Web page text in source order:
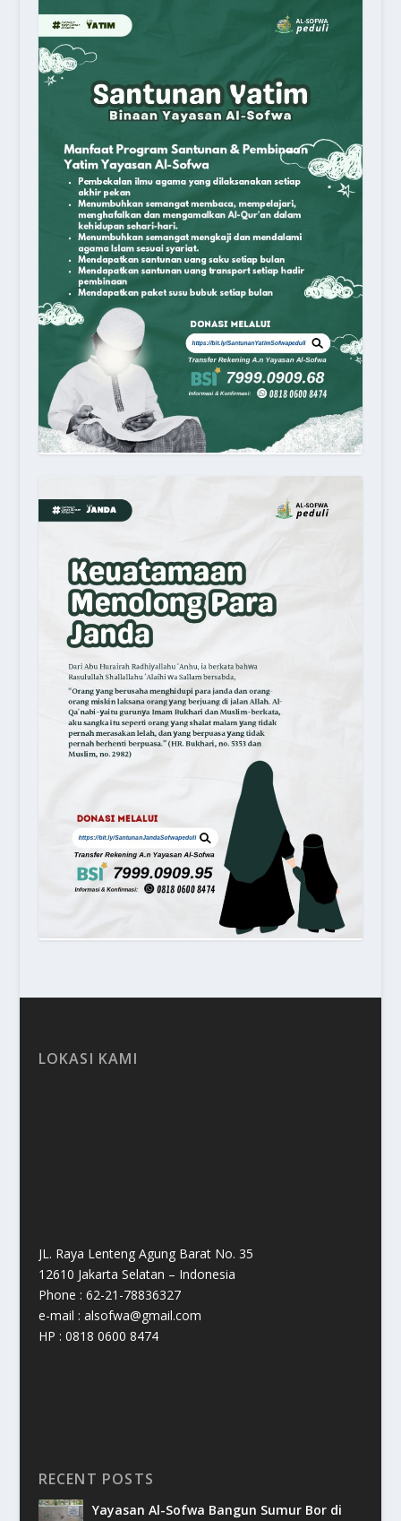
LOKASI KAMI
JL. Raya Lenteng Agung Barat No. 35
12610 Jakarta Selatan – Indonesia
Phone : 62-21-78836327
e-mail : alsofwa@gmail.com
HP : 0818 0600 8474
RECENT POSTS
Yayasan Al-Sofwa Bangun Sumur Bor di